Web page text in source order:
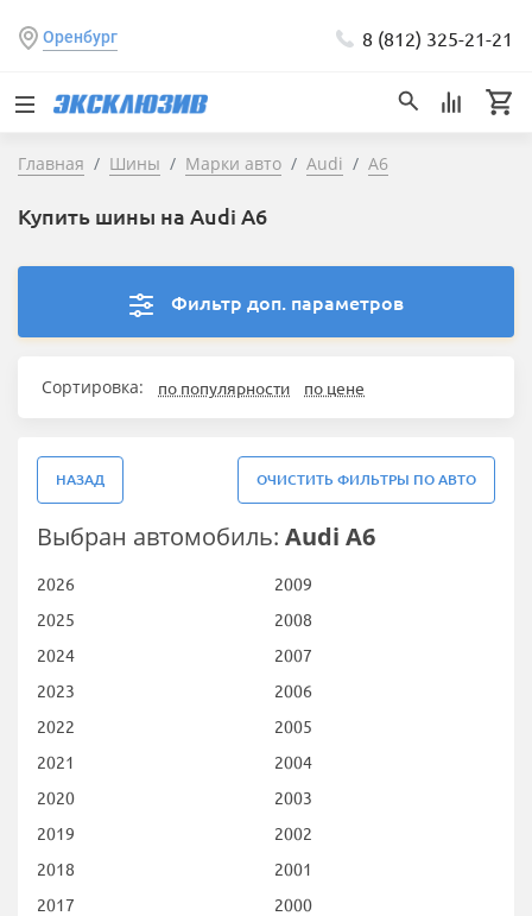
Оренбург 8 (812) 325-21-21
Главная Шины Марки авто Audi A6
Купить шины на Audi A6
Фильтр доп. параметров
Сортировка: по популярности по цене
НАЗАД ОЧИСТИТЬ ФИЛЬТРЫ ПО АВТО
Выбран автомобиль: Audi A6
2026
2025
2024
2023
2022
2021
2020
2019
2018
2017
2009
2008
2007
2006
2005
2004
2003
2002
2001
2000